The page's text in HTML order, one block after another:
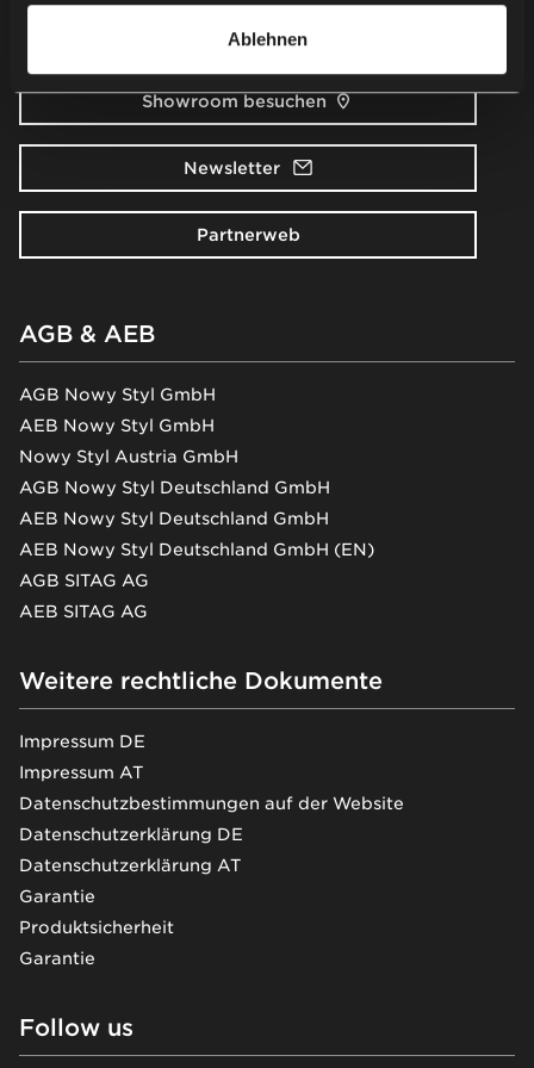
Ablehnen
Kontaktieren Sie uns
Showroom besuchen
Newsletter
Partnerweb
AGB & AEB
AGB Nowy Styl GmbH
AEB Nowy Styl GmbH
Nowy Styl Austria GmbH
AGB Nowy Styl Deutschland GmbH
AEB Nowy Styl Deutschland GmbH
AEB Nowy Styl Deutschland GmbH (EN)
AGB SITAG AG
AEB SITAG AG
Weitere rechtliche Dokumente
Impressum DE
Impressum AT
Datenschutzbestimmungen auf der Website
Datenschutzerklärung DE
Datenschutzerklärung AT
Garantie
Produktsicherheit
Garantie
Follow us